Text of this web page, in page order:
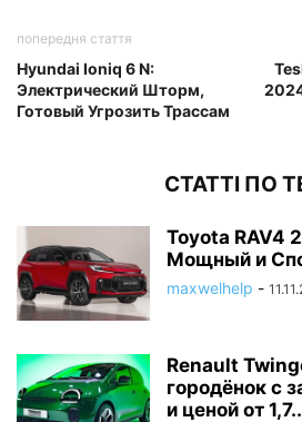
попередня стаття
Hyundai Ioniq 6 N:
Электрический Шторм,
Готовый Угрозить Трассам
СТАТТІ ПО
Toyota RAV4
Мощный и
maxwelhelp -
Renault
городёнок с
и ценой от